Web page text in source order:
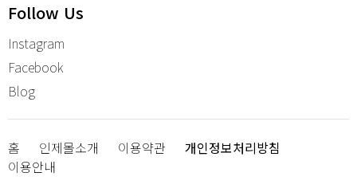
Follow Us
Instagram
Facebook
Blog
홈 인제몰소개 이용약관
개인정보처리방침
이용안내